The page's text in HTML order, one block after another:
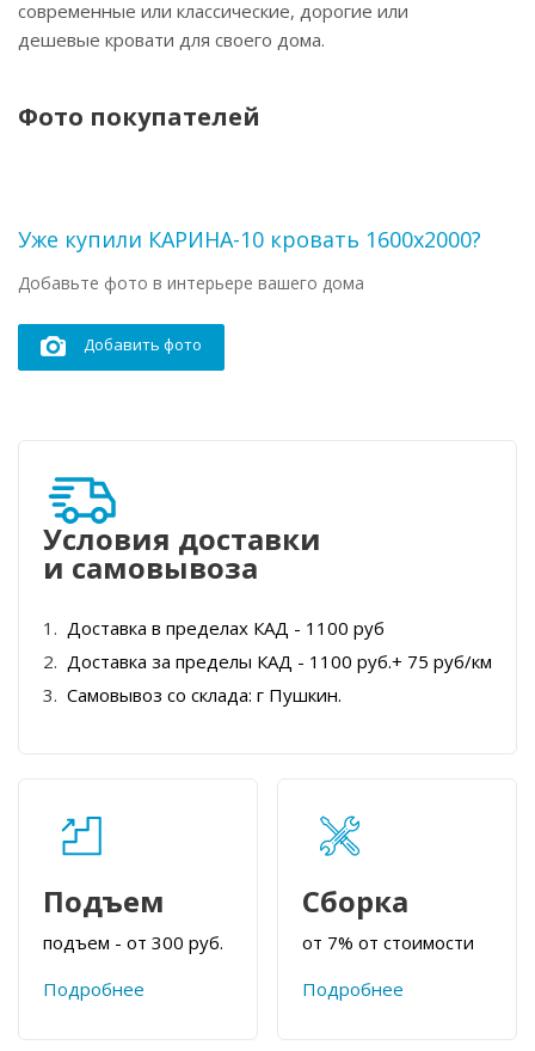
современные или классические, дорогие или
дешевые кровати для своего дома.
Фото покупателей
Уже купили КАРИНА-10 кровать 1600х2000?
Добавьте фото в интерьере вашего дома
Добавить фото
Условия доставки
и самовывоза
Доставка в пределах КАД - 1100 руб
Доставка за пределы КАД - 1100 руб.+ 75 руб/км
Самовывоз со склада: г Пушкин.
Подъем
подъем - от 300 руб.
Подробнее
Сборка
от 7% от стоимости
Подробнее